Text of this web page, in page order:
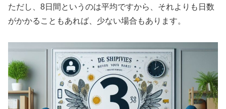
ただし、8日間というのは平均ですから、それよりも日数
がかかることもあれば、少ない場合もあります。